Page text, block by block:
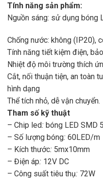
Tính năng sản phẩm:
Nguồn sáng: sử dụng bóng
Chống nước: không (IP20),
Tính năng tiết kiệm điện,
Nhiệt độ môi trường thích
Cắt, nối thuận tiện, an toàn
hình dạng
Thể tích nhỏ, dễ vận chuyển.
Tham số kỹ thuật
– Chip led: bóng LED SMD
– Số lượng bóng: 60LED/m
– Kích thước: 5mx10mm
– Điện áp: 12V DC
– Công suất tiêu thụ: 72W